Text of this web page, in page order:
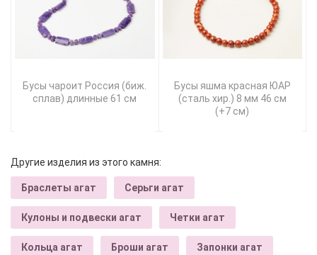
Бусы чароит Россия (биж.
сплав) длинные 61 см
Бусы яшма красная ЮАР
(сталь хир.) 8 мм 46 см
(+7 см)
Другие изделия из этого камня:
Браслеты агат Серьги агат
Кулоны и подвески агат Четки агат
Кольца агат Броши агат Запонки агат